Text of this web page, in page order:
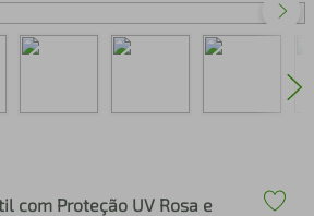
com Proteção UV Rosa e